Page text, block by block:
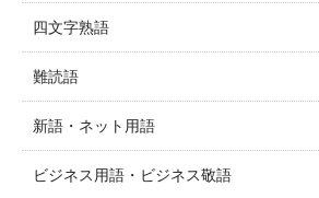
四文字熟語
難読語
新語・ネット用語
ビジネス用語・ビジネス敬語